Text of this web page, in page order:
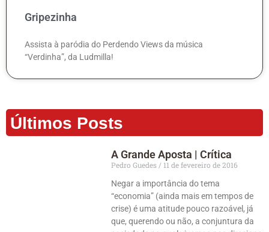
Gripezinha
Assista à paródia do Perdendo Views da música
“Verdinha”, da Ludmilla!
Últimos Posts
A Grande Aposta | Crítica
Pedro Guedes
11 de fevereiro de 2016
Negar a importância do tema
“economia” (ainda mais em tempos de
crise) é uma atitude pouco razoável, já
que, querendo ou não, a conjuntura da